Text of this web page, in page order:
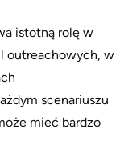
istotną rolę w
outreachowych, w
scenariuszu
mieć bardzo